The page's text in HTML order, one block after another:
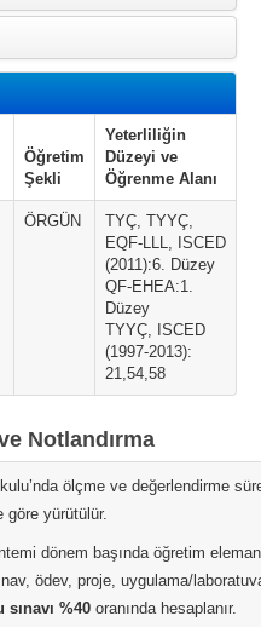
Öğretim
Şekli
Yeterliliğin
Düzeyi ve
Öğrenme Alanı
ÖRGÜN
TYÇ, TYYÇ,
EQF-LLL, ISCED
(2011):6. Düzey
QF-EHEA:1.
Düzey
TYYÇ, ISCED
(1997-2013):
21,54,58
Notlandırma
ölçme ve değerlendirme
göre yürütülür.
dönem başında öğretim
ödev, proje, uygulama/
%40 oranında hesaplanır.